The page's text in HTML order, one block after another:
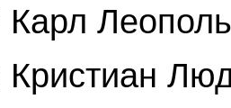
Карл
Кристиан